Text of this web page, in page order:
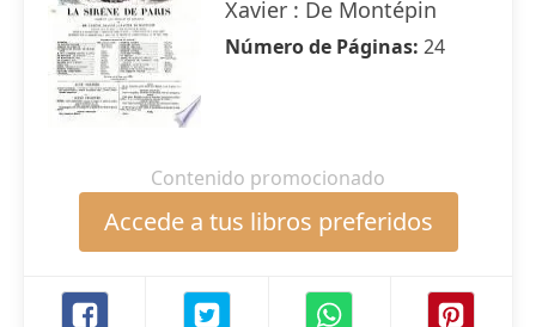
Xavier : De Montépin
Número de Páginas: 24
Contenido promocionado
Accede a tus libros preferidos